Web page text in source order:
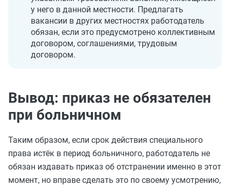
у него в данной местности. Предлагать
вакансии в других местностях работодатель
обязан, если это предусмотрено коллективным
договором, соглашениями, трудовым
договором.
Вывод: приказ не обязателен
при больничном
Таким образом, если срок действия специального
права истёк в период больничного, работодатель не
обязан издавать приказ об отстранении именно в этот
момент, но вправе сделать это по своему усмотрению,